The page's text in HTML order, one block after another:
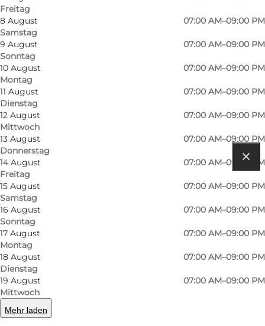
Freitag
8 August
Samstag
07:00 AM–09:00 PM
9 August
Sonntag
07:00 AM–09:00 PM
10 August
Montag
07:00 AM–09:00 PM
11 August
Dienstag
07:00 AM–09:00 PM
12 August
Mittwoch
07:00 AM–09:00 PM
13 August
Donnerstag
07:00 AM–09:00 PM
14 August
Freitag
07:00 AM–09:00 PM
15 August
Samstag
07:00 AM–09:00 PM
16 August
Sonntag
07:00 AM–09:00 PM
17 August
Montag
07:00 AM–09:00 PM
18 August
Dienstag
07:00 AM–09:00 PM
19 August
Mittwoch
07:00 AM–09:00 PM
Mehr laden
Supermarkt.
Facebook - REMA 1000 Hirtshals
Banegårdspladsen 13
9850 Hirtshals